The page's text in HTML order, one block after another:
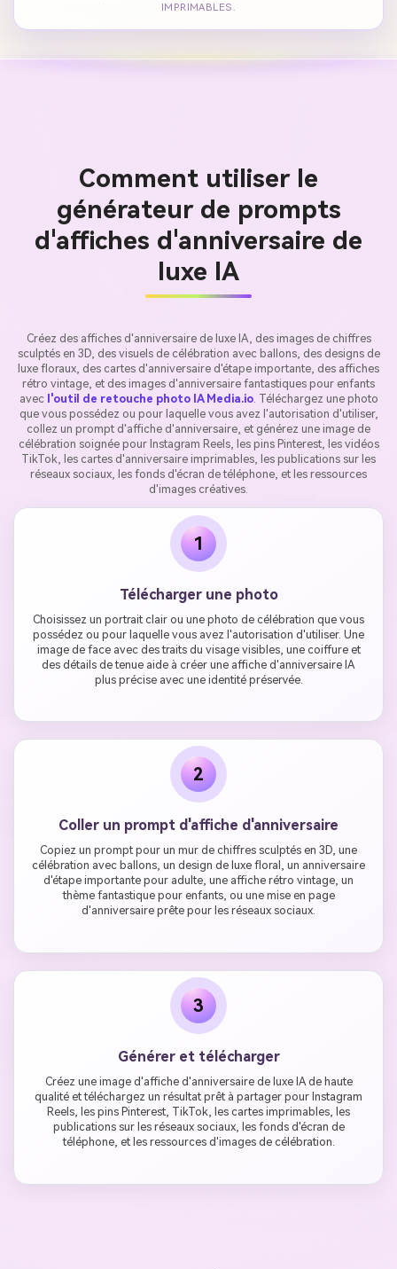
IMPRIMABLES.
Comment utiliser le
générateur de prompts
d'affiches d'anniversaire de
luxe IA
Créez des affiches d'anniversaire de luxe IA, des images de chiffres
sculptés en 3D, des visuels de célébration avec ballons, des designs de
luxe floraux, des cartes d'anniversaire d'étape importante, des affiches
rétro vintage, et des images d'anniversaire fantastiques pour enfants
avec l'outil de retouche photo IA Media.io. Téléchargez une photo
que vous possédez ou pour laquelle vous avez l'autorisation d'utiliser,
collez un prompt d'affiche d'anniversaire, et générez une image de
célébration soignée pour Instagram Reels, les pins Pinterest, les vidéos
TikTok, les cartes d'anniversaire imprimables, les publications sur les
réseaux sociaux, les fonds d'écran de téléphone, et les ressources
d'images créatives.
1
Télécharger une photo
Choisissez un portrait clair ou une photo de célébration que vous
possédez ou pour laquelle vous avez l'autorisation d'utiliser. Une
image de face avec des traits du visage visibles, une coiffure et
des détails de tenue aide à créer une affiche d'anniversaire IA
plus précise avec une identité préservée.
2
Coller un prompt d'affiche d'anniversaire
Copiez un prompt pour un mur de chiffres sculptés en 3D, une
célébration avec ballons, un design de luxe floral, un anniversaire
d'étape importante pour adulte, une affiche rétro vintage, un
thème fantastique pour enfants, ou une mise en page
d'anniversaire prête pour les réseaux sociaux.
3
Générer et télécharger
Créez une image d'affiche d'anniversaire de luxe IA de haute
qualité et téléchargez un résultat prêt à partager pour Instagram
Reels, les pins Pinterest, TikTok, les cartes imprimables, les
publications sur les réseaux sociaux, les fonds d'écran de
téléphone, et les ressources d'images de célébration.